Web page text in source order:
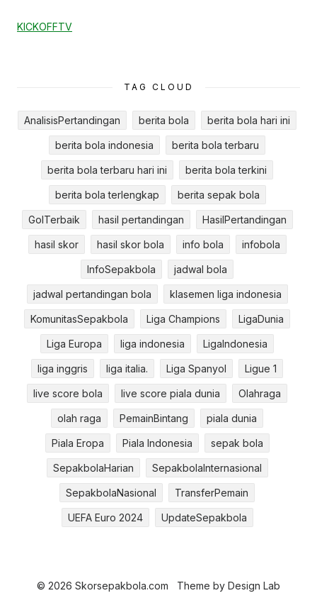
KICKOFFTV
TAG CLOUD
AnalisisPertandingan berita bola berita bola hari ini
berita bola indonesia berita bola terbaru
berita bola terbaru hari ini berita bola terkini
berita bola terlengkap berita sepak bola
GolTerbaik hasil pertandingan HasilPertandingan
hasil skor hasil skor bola info bola infobola
InfoSepakbola jadwal bola
jadwal pertandingan bola klasemen liga indonesia
KomunitasSepakbola Liga Champions LigaDunia
Liga Europa liga indonesia LigaIndonesia
liga inggris liga italia. Liga Spanyol Ligue 1
live score bola live score piala dunia Olahraga
olah raga PemainBintang piala dunia
Piala Eropa Piala Indonesia sepak bola
SepakbolaHarian SepakbolaInternasional
SepakbolaNasional TransferPemain
UEFA Euro 2024 UpdateSepakbola
© 2026 Skorsepakbola.com Theme by Design Lab